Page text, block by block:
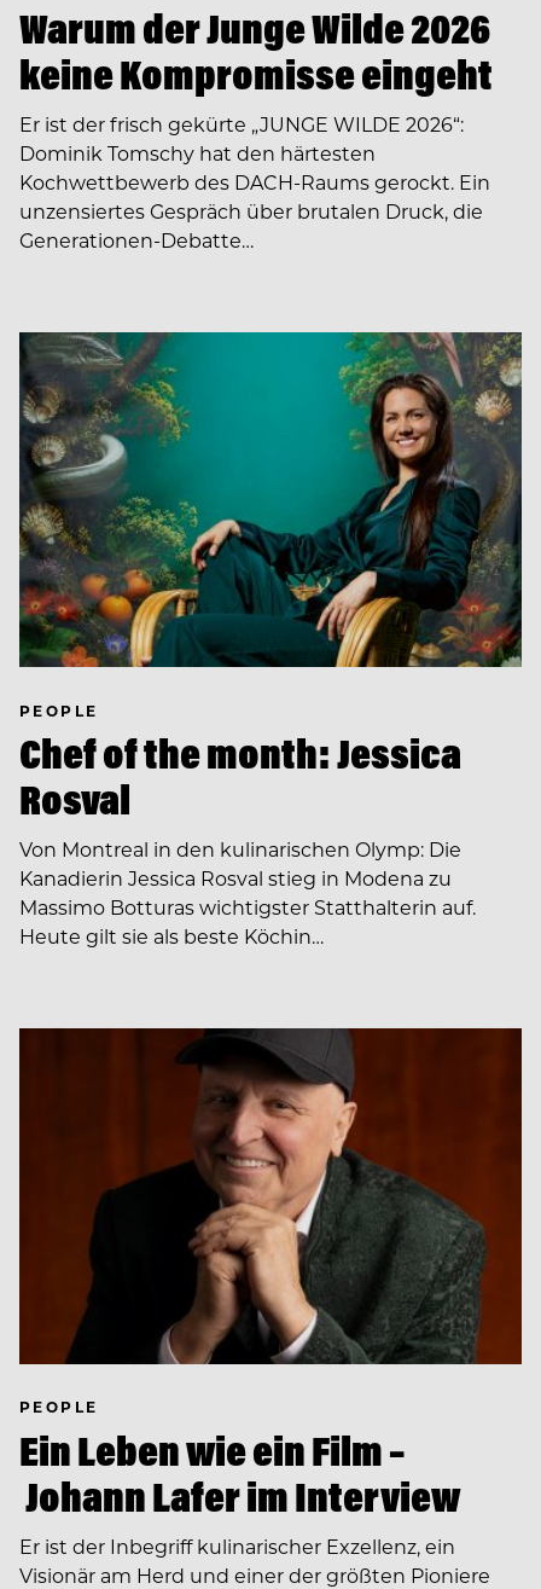
Warum der Junge Wilde 2026
keine Kompromisse eingeht
Er ist der frisch gekürte „JUNGE WILDE 2026“:
Dominik Tomschy hat den härtesten
Kochwettbewerb des DACH-Raums gerockt. Ein
unzensiertes Gespräch über brutalen Druck, die
Generationen-Debatte…
PEOPLE
Chef of the month: Jessica
Rosval
Von Montreal in den kulinarischen Olymp: Die
Kanadierin Jessica Rosval stieg in Modena zu
Massimo Botturas wichtigster Statthalterin auf.
Heute gilt sie als beste Köchin…
PEOPLE
Ein Leben wie ein Film –
Johann Lafer im Interview
Er ist der Inbegriff kulinarischer Exzellenz, ein
Visionär am Herd und einer der größten Pioniere